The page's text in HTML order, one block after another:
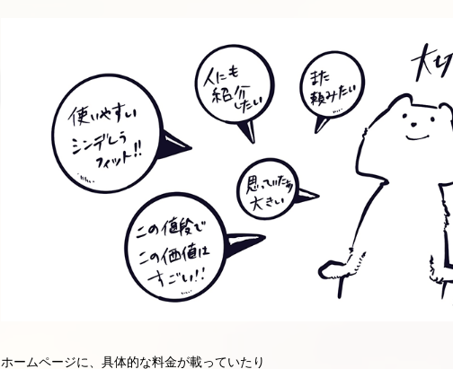
ホームページに、具体的な料金が載っていたり